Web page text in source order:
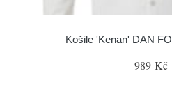
Košile 'Kenan' DAN
989 Kč